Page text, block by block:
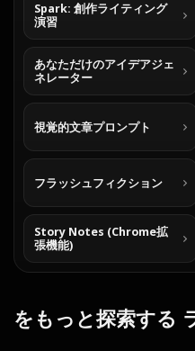
Spark: 創作ライティング
演習
あなただけのアイデアジェ
ネレーター
視覚的文章プロンプト
フラッシュフィクション
Story Notes (Chrome拡
張機能)
をもっと探索する